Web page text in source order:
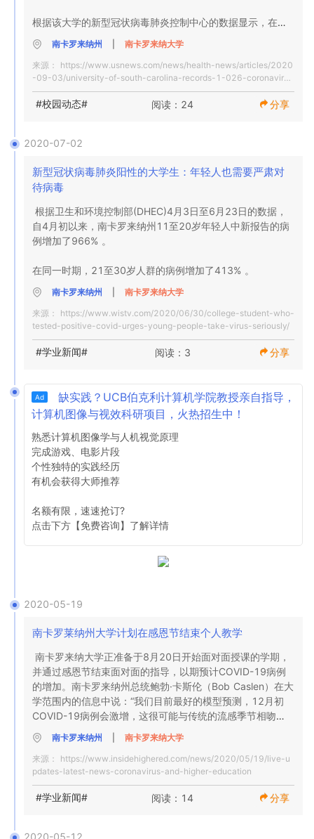
根据该大学的新型冠状病毒肺炎控制中心的数据显示，在上
周，1017名学生和9名员工的病毒检测结果呈阳性。学生的
阳性率为27.7% ，职工的阳性率为6.8% 。
该校校长鲍勃 · 卡斯伦(Bob Caslen)在周二的一封信中谈到
了越来越多的校园病例，称病例数量“比我们当时预期的要
多，一些学生在校外的行为既令人失望，又让人无法接受。”
南卡罗来纳州
南卡罗来纳大学
来源： https://www.usnews.com/news/health-news/articles/2020
-09-03/university-of-south-carolina-records-1-026-coronavirus
-cases-in-one-week
#校园动态# 阅读：24 分享
2020-07-02
新型冠状病毒肺炎阳性的大学生：年轻人也需要严肃对
待病毒
根据卫生和环境控制部(DHEC)4月3日至6月23日的数据，
自4月初以来，南卡罗来纳州11至20岁年轻人中新报告的病
例增加了966% 。
在同一时期，21至30岁人群的病例增加了413% 。
南卡罗来纳州
南卡罗来纳大学
来源： https://www.wistv.com/2020/06/30/college-student-who-
tested-positive-covid-urges-young-people-take-virus-seriously/
#学业新闻# 阅读：3 分享
Ad
缺实践？UCB伯克利计算机学院教授亲自指导，
计算机图像与视效科研项目，火热招生中！
熟悉计算机图像学与人机视觉原理
完成游戏、电影片段
个性独特的实践经历
有机会获得大师推荐
名额有限，速速抢订?
点击下方【免费咨询】了解详情
2020-05-19
南卡罗莱纳州大学计划在感恩节结束个人教学
南卡罗来纳大学正准备于8月20日开始面对面授课的学期，
并通过感恩节结束面对面的指导，以期预计COVID-19病例
的增加。南卡罗来纳州总统鲍勃·卡斯伦（Bob Caslen）在大
学范围内的信息中说：“我们目前最好的模型预测，12月初
COVID-19病例会激增，这很可能与传统的流感季节相吻
合。”
南卡罗来纳州
南卡罗来纳大学
来源： https://www.insidehighered.com/news/2020/05/19/live-u
pdates-latest-news-coronavirus-and-higher-education
#学业新闻# 阅读：14 分享